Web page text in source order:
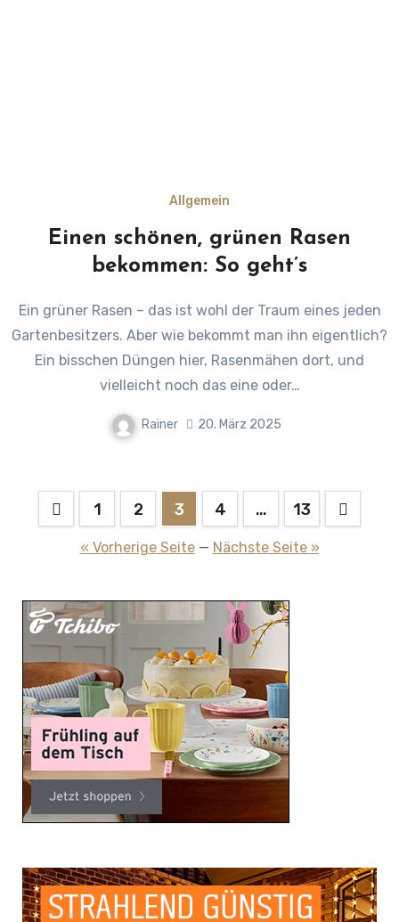
Allgemein
Einen schönen, grünen Rasen
bekommen: So geht’s
Ein grüner Rasen – das ist wohl der Traum eines jeden
Gartenbesitzers. Aber wie bekommt man ihn eigentlich?
Ein bisschen Düngen hier, Rasenmähen dort, und
vielleicht noch das eine oder…
Rainer 20. März 2025
Seitennummerierung
1 2 3 4 … 13
« Vorherige Seite— Nächste Seite »